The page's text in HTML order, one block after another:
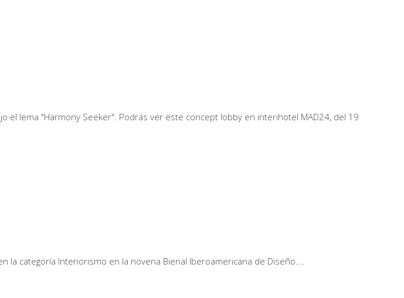
el lema "Harmony Seeker". Podrás ver este concept lobby en interihotel MAD24, del 19
categoría Interiorismo en la novena Bienal Iberoamericana de Diseño.